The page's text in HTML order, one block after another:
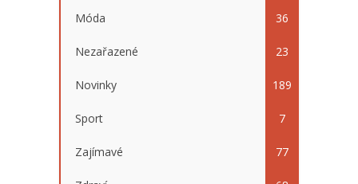
Móda 36
Nezařazené 23
Novinky 189
Sport 7
Zajímavé 77